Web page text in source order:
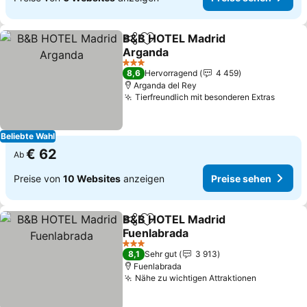
Beliebte Wahl
TeilenZu Favoriten hinzufügen
B&B HOTEL Madrid
Arganda
Preise sehen
3 Sterne
8,6 Hervorragend
4 459
Arganda del Rey
Tierfreundlich mit besonderen Extras
Ab € 62
Preise von 10 Websites anzeigen Preise sehen
TeilenZu Favoriten hinzufügen
B&B HOTEL Madrid
Fuenlabrada
Preise sehen
3 Sterne
8,1 Sehr gut
3 913
Fuenlabrada
Nähe zu wichtigen Attraktionen